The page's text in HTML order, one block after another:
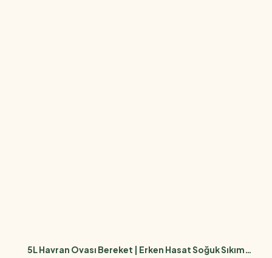
5L Havran Ovası Bereket | Erken Hasat Soğuk Sıkım